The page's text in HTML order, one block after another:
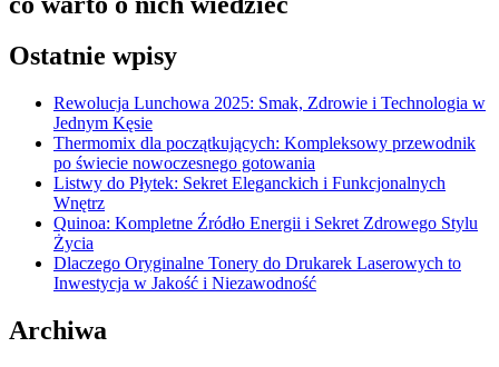
Ostatnie wpisy
Rewolucja Lunchowa 2025: Smak, Zdrowie i Technologia w
Jednym Kęsie
Thermomix dla początkujących: Kompleksowy przewodnik
po świecie nowoczesnego gotowania
Listwy do Płytek: Sekret Eleganckich i Funkcjonalnych
Wnętrz
Quinoa: Kompletne Źródło Energii i Sekret Zdrowego Stylu
Życia
Dlaczego Oryginalne Tonery do Drukarek Laserowych to
Inwestycja w Jakość i Niezawodność
Archiwa